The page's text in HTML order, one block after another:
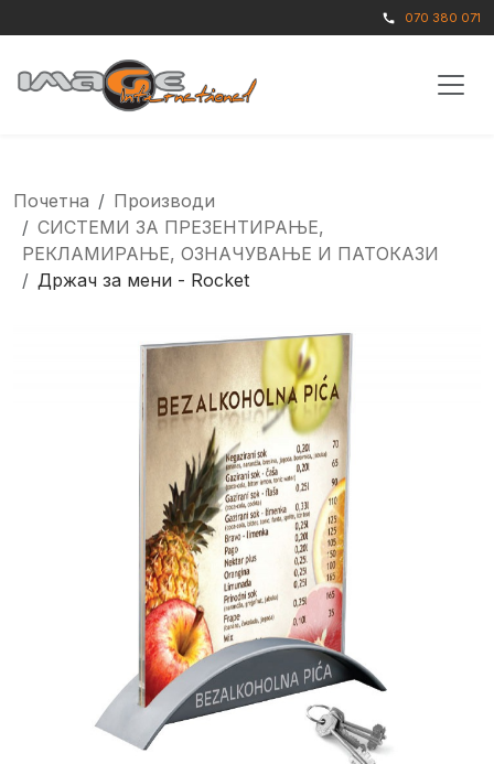
call 070 380 071
Почетна
Производи
СИСТЕМИ ЗА ПРЕЗЕНТИРАЊЕ,
РЕКЛАМИРАЊЕ, ОЗНАЧУВАЊЕ И ПАТОКАЗИ
Држач за мени - Rocket